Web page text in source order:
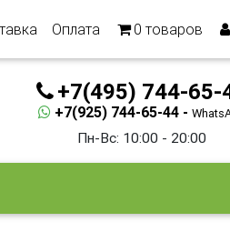
Оплата 0 товаров
+7(495) 744-65-
+7(925) 744-65-44 -
Пн-Вс: 10:00 - 20:00